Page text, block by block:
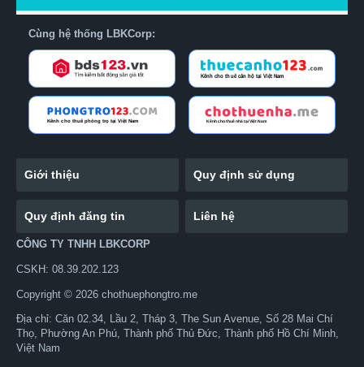
Cùng hệ thống LBKCorp:
Giới thiệu Quy định sử dụng
Quy định đăng tin Liên hệ
CÔNG TY TNHH LBKCORP
CSKH: 08.39.202.123
Copyright © 2026 chothuephongtro.me
Địa chỉ: Căn 02.34, Lầu 2, Tháp 3, The Sun Avenue, Số 28 Mai Chí
Thọ, Phường An Phú, Thành phố Thủ Đức, Thành phố Hồ Chí Minh,
Việt Nam